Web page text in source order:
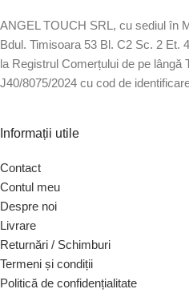
ANGEL TOUCH SRL, cu sediul în
Bdul. Timisoara 53 Bl. C2 Sc. 2 Et.
la Registrul Comerțului de pe lângă
J40/8075/2024 cu cod de
Informații utile
Contact
Contul meu
Despre noi
Livrare
Returnări / Schimburi
Termeni și condiții
Politică de confidențialitate